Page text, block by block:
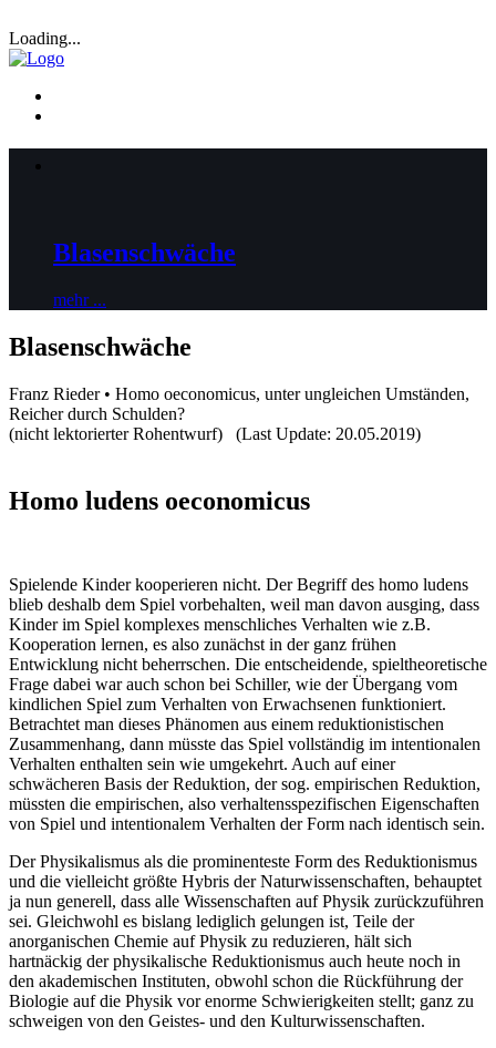
Loading...
Blasenschwäche
mehr ...
Blasenschwäche
Franz Rieder • Homo oeconomicus, unter ungleichen Umständen,
Reicher durch Schulden?
(nicht lektorierter Rohentwurf) (Last Update: 20.05.2019)
Homo ludens oeconomicus
Spielende Kinder kooperieren nicht. Der Begriff des homo ludens
blieb deshalb dem Spiel vorbehalten, weil man davon ausging, dass
Kinder im Spiel komplexes menschliches Verhalten wie z.B.
Kooperation lernen, es also zunächst in der ganz frühen
Entwicklung nicht beherrschen. Die entscheidende, spieltheoretische
Frage dabei war auch schon bei Schiller, wie der Übergang vom
kindlichen Spiel zum Verhalten von Erwachsenen funktioniert.
Betrachtet man dieses Phänomen aus einem reduktionistischen
Zusammenhang, dann müsste das Spiel vollständig im intentionalen
Verhalten enthalten sein wie umgekehrt. Auch auf einer
schwächeren Basis der Reduktion, der sog. empirischen Reduktion,
müssten die empirischen, also verhaltensspezifischen Eigenschaften
von Spiel und intentionalem Verhalten der Form nach identisch sein.
Der Physikalismus als die prominenteste Form des Reduktionismus
und die vielleicht größte Hybris der Naturwissenschaften, behauptet
ja nun generell, dass alle Wissenschaften auf Physik zurückzuführen
sei. Gleichwohl es bislang lediglich gelungen ist, Teile der
anorganischen Chemie auf Physik zu reduzieren, hält sich
hartnäckig der physikalische Reduktionismus auch heute noch in
den akademischen Instituten, obwohl schon die Rückführung der
Biologie auf die Physik vor enorme Schwierigkeiten stellt; ganz zu
schweigen von den Geistes- und den Kulturwissenschaften.